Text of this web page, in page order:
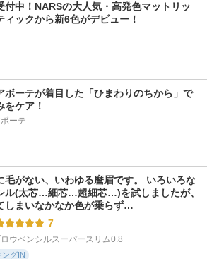
付中！NARSの大人気・高発色マットリッ
ィックから新6色がデビュー！
ボーテが着目した「ひまわりのちから」で
をケア！
ーテ
毛がない、いわゆる麿眉です。 いろいろな
ル(太芯…細芯…超細芯…)を試しましたが、
しまいなかなか色が乗らず…
7
ウペンシルスーパースリム0.8
ングIN